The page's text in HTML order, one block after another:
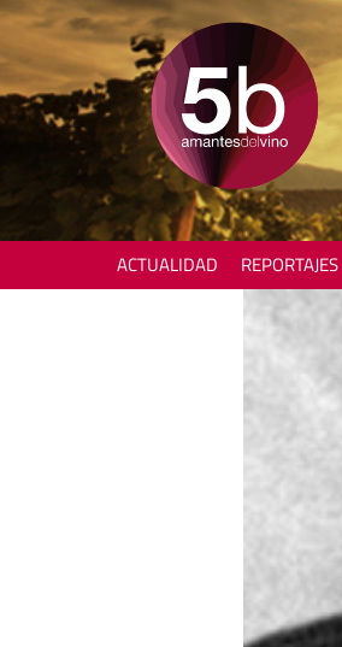
ACTUALIDAD REPORTAJES